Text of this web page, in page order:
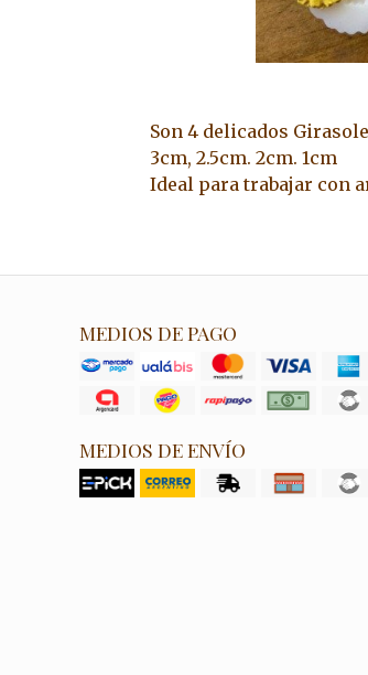
Son 4 delicados
3cm, 2.5cm. 2cm. 1cm
Ideal para trabajar con
MEDIOS DE PAGO
MEDIOS DE ENVÍO